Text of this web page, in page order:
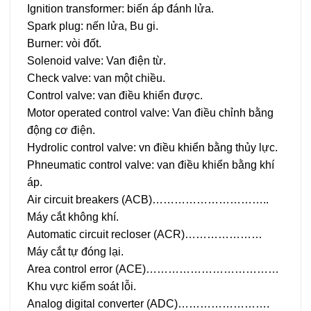
Ignition transformer: biến áp đánh lửa.
Spark plug: nến lửa, Bu gi.
Burner: vòi đốt.
Solenoid valve: Van điện từ.
Check valve: van một chiều.
Control valve: van điều khiển được.
Motor operated control valve: Van điều chỉnh bằng
động cơ điện.
Hydrolic control valve: vn điều khiển bằng thủy lực.
Phneumatic control valve: van điều khiển bằng khí
áp.
Air circuit breakers (ACB)…………………………..
Máy cắt không khí.
Automatic circuit recloser (ACR)…………………
Máy cắt tự đóng lại.
Area control error (ACE)………………………………
Khu vực kiểm soát lỗi.
Analog digital converter (ADC)…………………….